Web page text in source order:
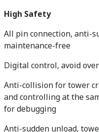
High Safety
All pin connection, anti-
maintenance-free
Digital control, avoid
Anti-collision for tower
and controlling at the
for debugging
Anti-sudden unload,